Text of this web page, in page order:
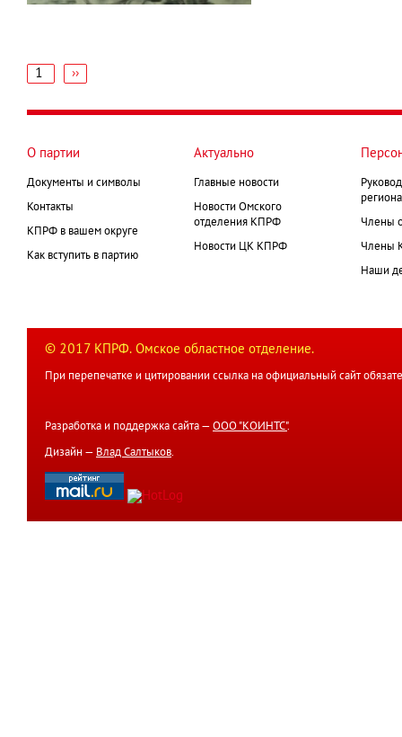
страниц
1
Следующая
››
О партии
Документы и символы
Контакты
КПРФ в вашем округе
Как вступить в партию
Актуально
Главные новости
Новости Омского
отделения КПРФ
Новости ЦК КПРФ
Члены
Члены
Наши
© 2017 КПРФ. Омское областное отделение.
При перепечатке и цитировании ссылка на официальный сайт
Разработка и поддержка сайта — ООО "КОИНТС".
Дизайн — Влад Салтыков.